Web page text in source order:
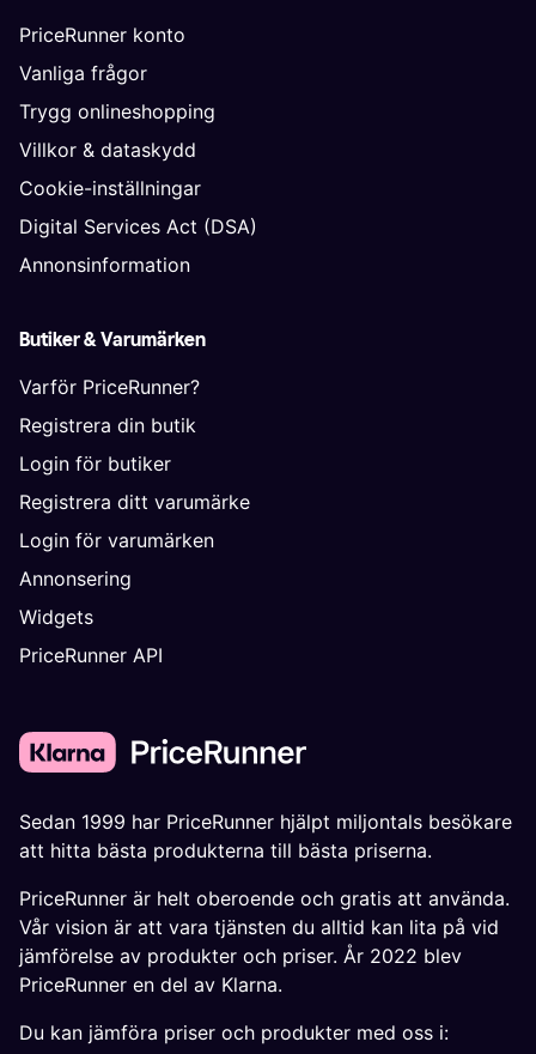
PriceRunner konto
Vanliga frågor
Trygg onlineshopping
Villkor & dataskydd
Cookie-inställningar
Digital Services Act (DSA)
Annonsinformation
Butiker & Varumärken
Varför PriceRunner?
Registrera din butik
Login för butiker
Registrera ditt varumärke
Login för varumärken
Annonsering
Widgets
PriceRunner API
Sedan 1999 har PriceRunner hjälpt miljontals besökare
att hitta bästa produkterna till bästa priserna.
PriceRunner är helt oberoende och gratis att använda.
Vår vision är att vara tjänsten du alltid kan lita på vid
jämförelse av produkter och priser. År 2022 blev
PriceRunner en del av Klarna.
Du kan jämföra priser och produkter med oss i: